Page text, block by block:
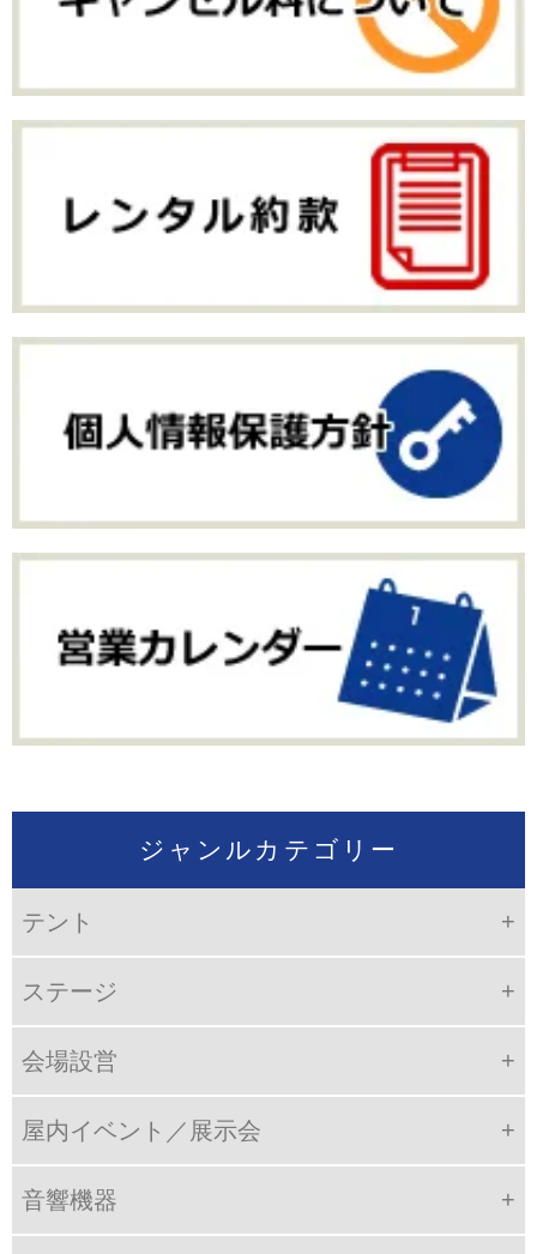
ジャンルカテゴリー
テント
ステージ
会場設営
屋内イベント／展示会
音響機器